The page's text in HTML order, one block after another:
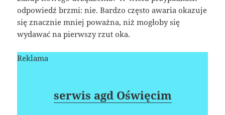
odpowiedź brzmi: nie. Bardzo często awaria okazuje
się znacznie mniej poważna, niż mogłoby się
wydawać na pierwszy rzut oka.
Reklama
serwis agd Oświęcim